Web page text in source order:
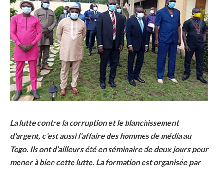
La lutte contre la corruption et le blanchissement
d’argent, c’est aussi l’affaire des hommes de média au
Togo. Ils ont d’ailleurs été en séminaire de deux jours pour
mener à bien cette lutte. La formation est organisée par